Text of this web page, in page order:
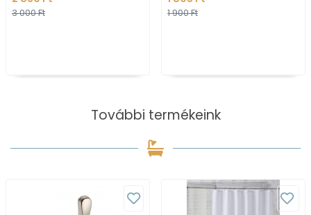
3 000 Ft 1 900 Ft
További termékeink